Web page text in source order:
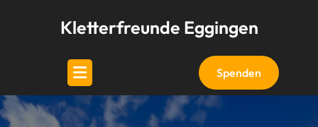
Kletterfreunde Eggingen
Spenden